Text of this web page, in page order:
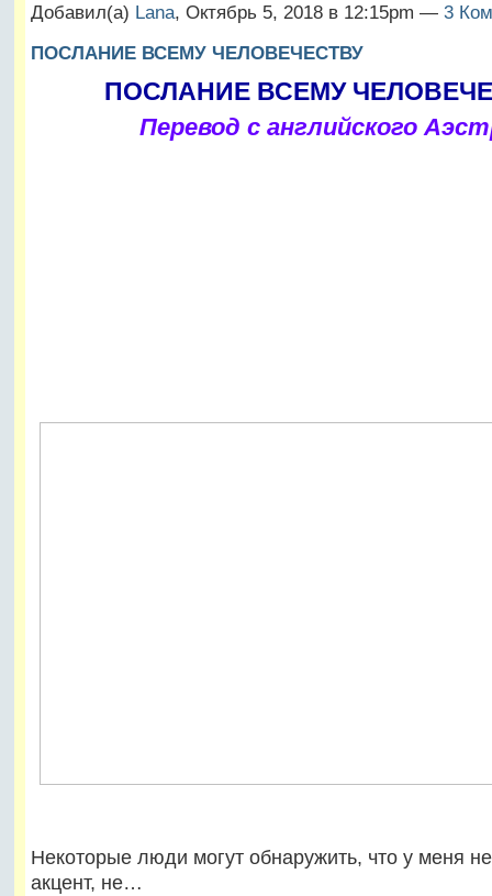
Добавил(а) Lana, Октябрь 5, 2018 в 12:15pm — 3
ПОСЛАНИЕ ВСЕМУ ЧЕЛОВЕЧЕСТВУ
ПОСЛАНИЕ ВСЕМУ
Перевод с английского
Некоторые люди могут обнаружить, что у меня
акцент, не…